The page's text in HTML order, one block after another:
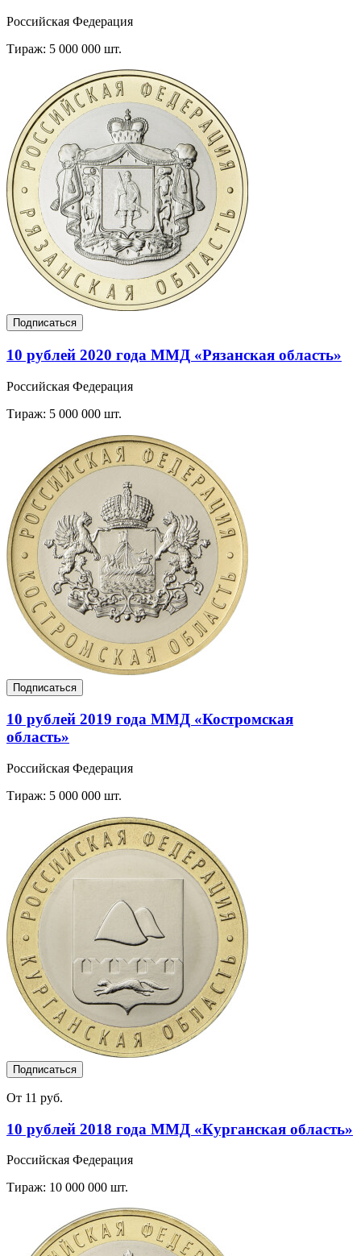
Российская Федерация
Тираж: 5 000 000 шт.
Подписаться
10 рублей 2020 года ММД «Рязанская область»
Российская Федерация
Тираж: 5 000 000 шт.
Подписаться
10 рублей 2019 года ММД «Костромская
область»
Российская Федерация
Тираж: 5 000 000 шт.
Подписаться
От 11 руб.
10 рублей 2018 года ММД «Курганская область»
Российская Федерация
Тираж: 10 000 000 шт.